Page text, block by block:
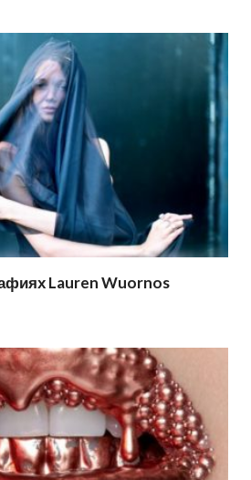
Lauren Wuornos